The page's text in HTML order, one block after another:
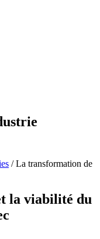
/La transformation de
la viabilité du